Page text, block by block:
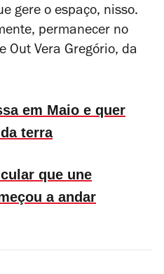
gere o espaço, nisso.
permanecer no
Out Vera Gregório, da
em Maio e quer
terra
que une
a andar